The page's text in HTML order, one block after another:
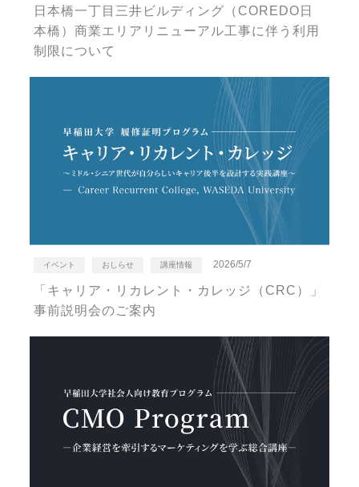
日本橋一丁目三井ビルディング（COREDO日
本橋）商業エリアリニューアル工事に伴う利用
制限について
イベント おしらせ 講座情報 2026/5/7
「キャリア・リカレント・カレッジ（CRC）」
事前説明会のご案内